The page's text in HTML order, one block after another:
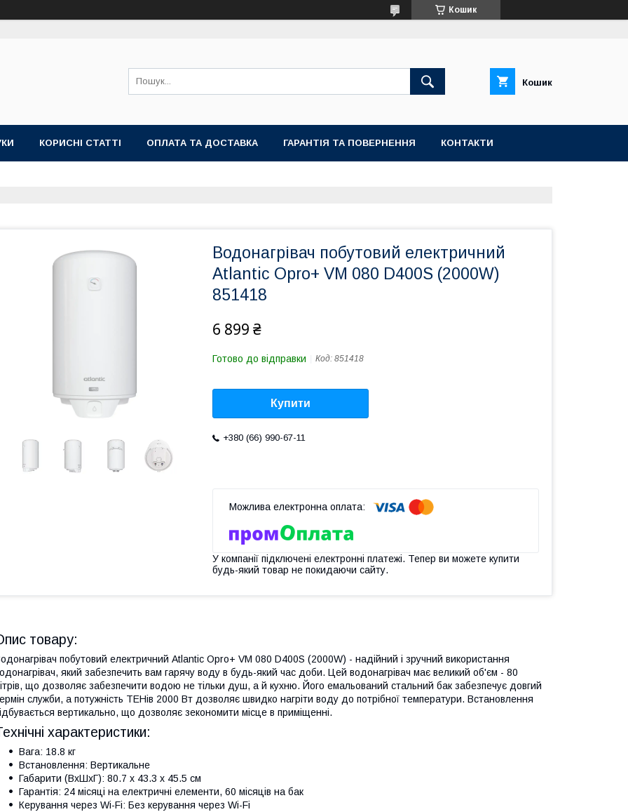
Кошик
Кошик
КОРИСНІ СТАТТІ ОПЛАТА ТА ДОСТАВКА ГАРАНТІЯ ТА ПОВЕРНЕННЯ КОНТАКТИ
Водонагрівач побутовий електричний
Atlantic Opro+ VM 080 D400S (2000W)
851418
6 899 ₴
Готово до відправки Код: 851418
Купити
+380 (66) 990-67-11
У компанії підключені електронні платежі. Тепер ви можете купити
будь-який товар не покидаючи сайту.
товару:
побутовий електричний Atlantic Opro+ VM 080 D400S (2000W) - надійний і зручний використання
який забезпечить вам гарячу воду в будь-який час доби. Цей водонагрівач має великий об'єм - 80
що дозволяє забезпечити водою не тільки душ, а й кухню. Його емальований стальний бак забезпечує довгий
служби, а потужність ТЕНів 2000 Вт дозволяє швидко нагріти воду до потрібної температури. Встановлення
вертикально, що дозволяє зекономити місце в приміщенні.
характеристики:
Вага: 18.8 кг
Встановлення: Вертикальне
Габарити (ВхШхГ): 80.7 х 43.3 х 45.5 см
Гарантія: 24 місяці на електричні елементи, 60 місяців на бак
Керування через Wi-Fi: Без керування через Wi-Fi